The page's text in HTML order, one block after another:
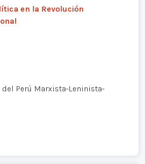
en la Revolución
Perú Marxista-Leninista-